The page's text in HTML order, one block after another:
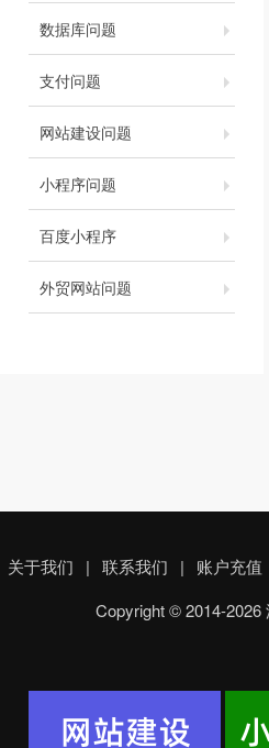
数据库问题
支付问题
网站建设问题
小程序问题
百度小程序
外贸网站问题
关于我们 | 联系我们 | 账户充值
Copyright © 2014-